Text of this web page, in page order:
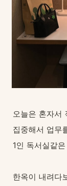
오늘은 혼자서
집중해서 업무
1인 독서실같
한옥이 내려다